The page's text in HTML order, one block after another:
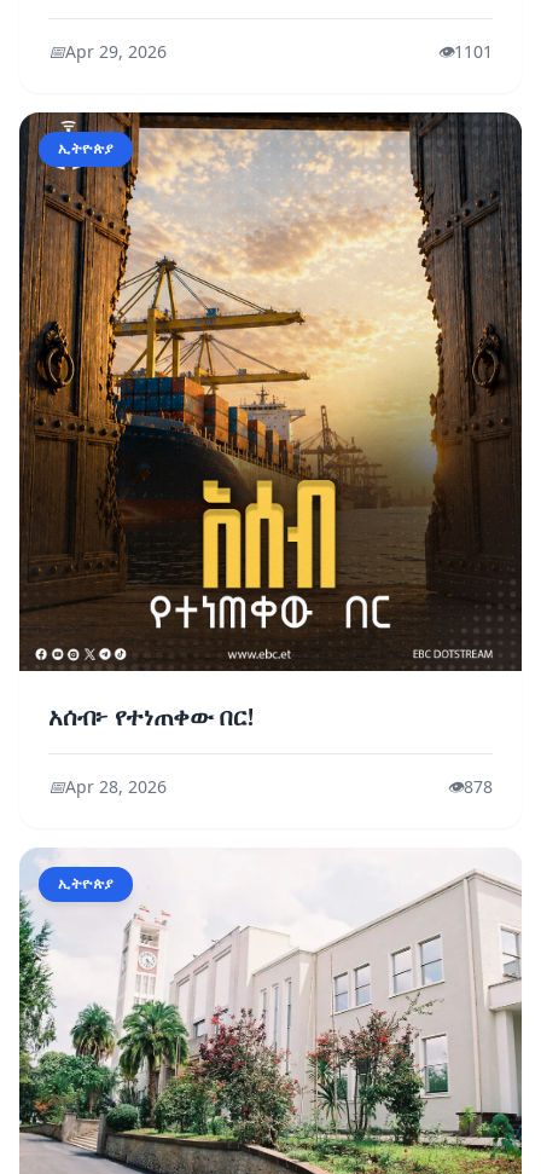
📅Apr 29, 2026 👁️1101
ኢትዮጵያ
አሰብ፦ የተነጠቀው በር!
📅Apr 28, 2026 👁️878
ኢትዮጵያ